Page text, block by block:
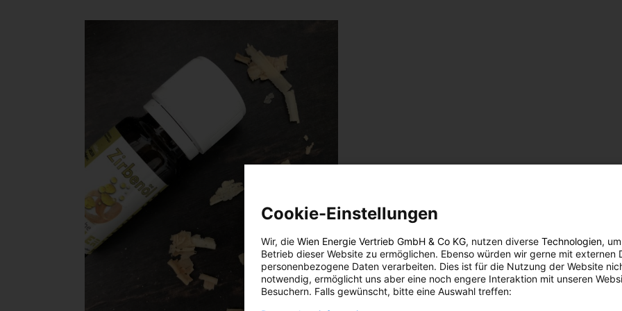
Cookie-Einstellungen
Wir, die Wien Energie Vertrieb GmbH & Co KG, nutzen diverse Technologien,
Betrieb dieser Website zu ermöglichen. Ebenso würden wir gerne mit externen
personenbezogene Daten verarbeiten. Dies ist für die Nutzung der Website
notwendig, ermöglicht uns aber eine noch engere Interaktion mit unseren
Besuchern. Falls gewünscht, bitte eine Auswahl treffen: